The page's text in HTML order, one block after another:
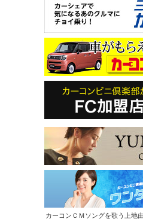
カーコンＣＭソングを歌う上地